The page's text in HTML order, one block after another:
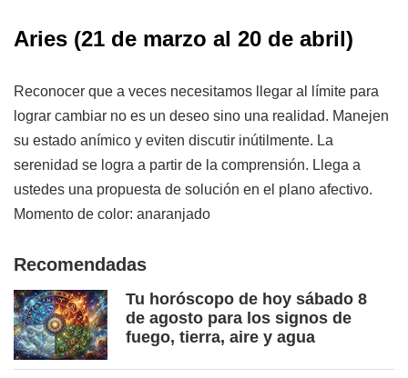
Aries (21 de marzo al 20 de abril)
Reconocer que a veces necesitamos llegar al límite para
lograr cambiar no es un deseo sino una realidad. Manejen
su estado anímico y eviten discutir inútilmente. La
serenidad se logra a partir de la comprensión. Llega a
ustedes una propuesta de solución en el plano afectivo.
Momento de color: anaranjado
Recomendadas
Tu horóscopo de hoy sábado 8
de agosto para los signos de
fuego, tierra, aire y agua